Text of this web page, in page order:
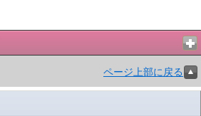
ページ上部に戻る